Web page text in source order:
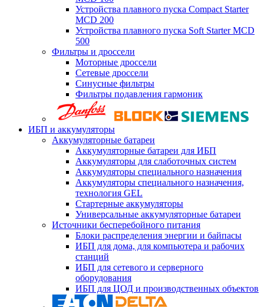
Устройства плавного пуска Compact Starter
MCD 200
Устройства плавного пуска Soft Starter MCD
500
Фильтры и дроссели
Моторные дроссели
Сетевые дроссели
Синусные фильтры
Фильтры подавления гармоник
ИБП и аккумуляторы
Аккумуляторные батареи
Аккумуляторные батареи для ИБП
Аккумуляторы для слаботочных систем
Аккумуляторы специального назначения
Аккумуляторы специального назначения,
технология GEL
Стартерные аккумуляторы
Универсальные аккумуляторные батареи
Источники бесперебойного питания
Блоки распределения энергии и байпасы
ИБП для дома, для компьютера и рабочих
станций
ИБП для сетевого и серверного
оборудования
ИБП для ЦОД и производственных объектов